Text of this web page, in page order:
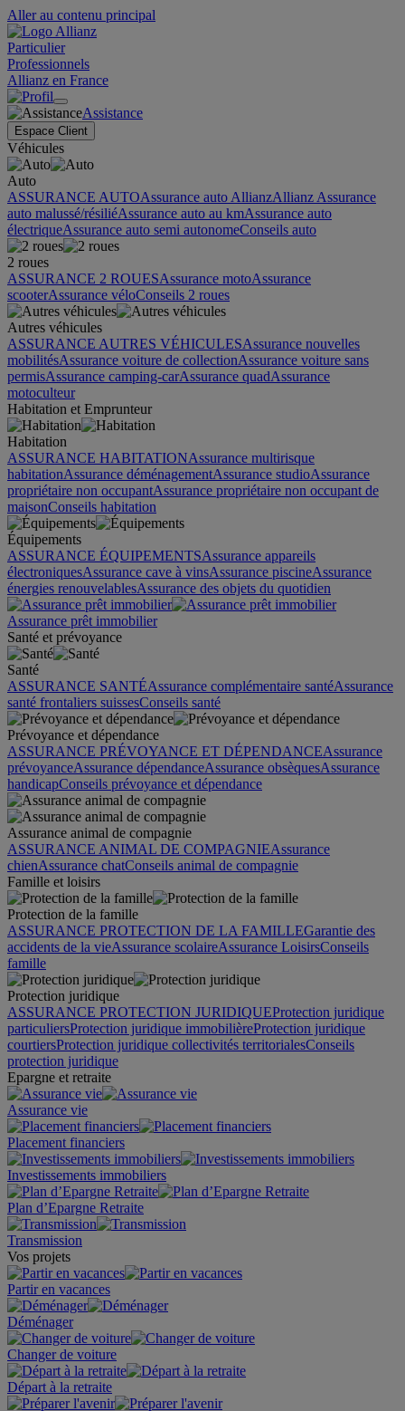
Aller au contenu principal
Particulier
Professionnels
Allianz en France
Assistance
Espace Client
Véhicules
Auto
ASSURANCE AUTOAssurance auto AllianzAllianz Assurance
auto malussé/résiliéAssurance auto au kmAssurance auto
électriqueAssurance auto semi autonomeConseils auto
2 roues
ASSURANCE 2 ROUESAssurance motoAssurance
scooterAssurance véloConseils 2 roues
Autres véhicules
ASSURANCE AUTRES VÉHICULESAssurance nouvelles
mobilitésAssurance voiture de collectionAssurance voiture sans
permisAssurance camping-carAssurance quadAssurance
motoculteur
Habitation et Emprunteur
Habitation
ASSURANCE HABITATIONAssurance multirisque
habitationAssurance déménagementAssurance studioAssurance
propriétaire non occupantAssurance propriétaire non occupant de
maisonConseils habitation
Équipements
ASSURANCE ÉQUIPEMENTSAssurance appareils
électroniquesAssurance cave à vinsAssurance piscineAssurance
énergies renouvelablesAssurance des objets du quotidien
Assurance prêt immobilier
Santé et prévoyance
Santé
ASSURANCE SANTÉAssurance complémentaire santéAssurance
santé frontaliers suissesConseils santé
Prévoyance et dépendance
ASSURANCE PRÉVOYANCE ET DÉPENDANCEAssurance
prévoyanceAssurance dépendanceAssurance obsèquesAssurance
handicapConseils prévoyance et dépendance
Assurance animal de compagnie
ASSURANCE ANIMAL DE COMPAGNIEAssurance
chienAssurance chatConseils animal de compagnie
Famille et loisirs
Protection de la famille
ASSURANCE PROTECTION DE LA FAMILLEGarantie des
accidents de la vieAssurance scolaireAssurance LoisirsConseils
famille
Protection juridique
ASSURANCE PROTECTION JURIDIQUEProtection juridique
particuliersProtection juridique immobilièreProtection juridique
courtiersProtection juridique collectivités territorialesConseils
protection juridique
Epargne et retraite
Assurance vie
Placement financiers
Investissements immobiliers
Plan d’Epargne Retraite
Transmission
Vos projets
Partir en vacances
Déménager
Changer de voiture
Départ à la retraite